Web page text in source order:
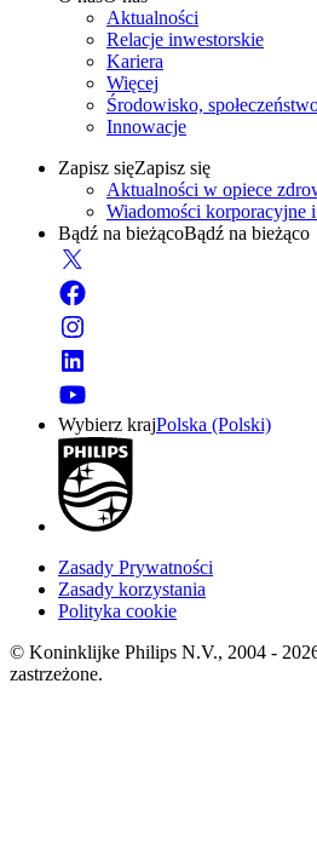
Aktualności
Relacje inwestorskie
Kariera
Więcej
Środowisko,
Innowacje
Zapisz sięZapisz się
Aktualności w opiece
Wiadomości korporacyjne
Bądź na bieżącoBądź na bieżąco
Wybierz krajPolska (Polski)
Zasady Prywatności
Zasady korzystania
Polityka cookie
© Koninklijke Philips N.V., 2004 -
zastrzeżone.